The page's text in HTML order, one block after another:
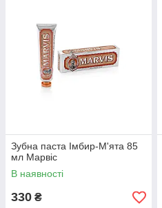
Зубна паста Імбир-М'ята 85
мл Марвіс
В наявності
330 ₴